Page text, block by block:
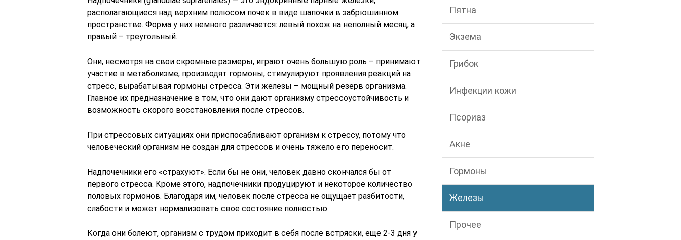
располагающиеся над верхним полюсом почек в виде шапочки в забрюшинном
пространстве. Форма у них немного различается: левый похож на неполный месяц, а
правый – треугольный.
Они, несмотря на свои скромные размеры, играют очень большую роль – принимают
участие в метаболизме, производят гормоны, стимулируют проявления реакций на
стресс, вырабатывая гормоны стресса. Эти железы – мощный резерв организма.
Главное их предназначение в том, что они дают организму стрессоустойчивость и
возможность скорого восстановления после стрессов.
При стрессовых ситуациях они приспосабливают организм к стрессу, потому что
человеческий организм не создан для стрессов и очень тяжело его переносит.
Надпочечники его «страхуют». Если бы не они, человек давно скончался бы от
первого стресса. Кроме этого, надпочечники продуцируют и некоторое количество
половых гормонов. Благодаря им, человек после стресса не ощущает разбитости,
слабости и может нормализовать свое состояние полностью.
Когда они болеют, организм с трудом приходит в себя после встряски, еще 2-3 дня у
Пятна
Экзема
Грибок
Инфекции кожи
Псориаз
Акне
Гормоны
Железы
Прочее